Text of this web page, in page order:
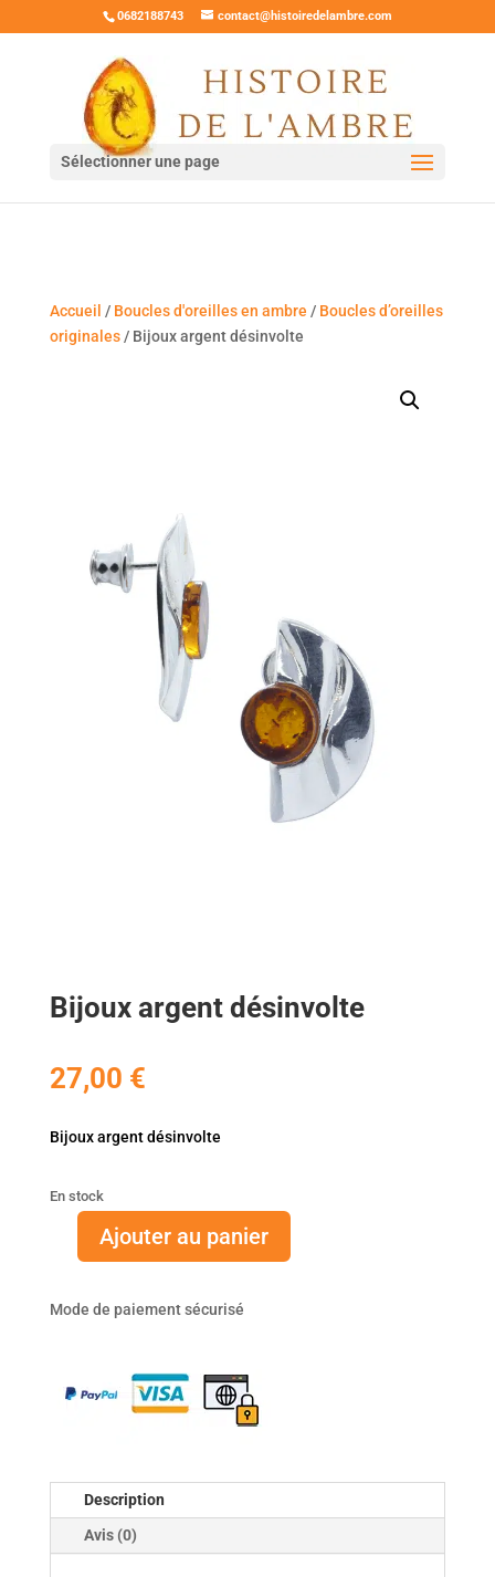
0682188743 contact@histoiredelambre.com
Sélectionner une page
Accueil / Boucles d'oreilles en ambre / Boucles d’oreilles
originales/ Bijoux argent désinvolte
Bijoux argent désinvolte
27,00 €
Bijoux argent désinvolte
En stock
quantitéAjouter au panier
Mode de paiement sécurisé
Description
Avis (0)